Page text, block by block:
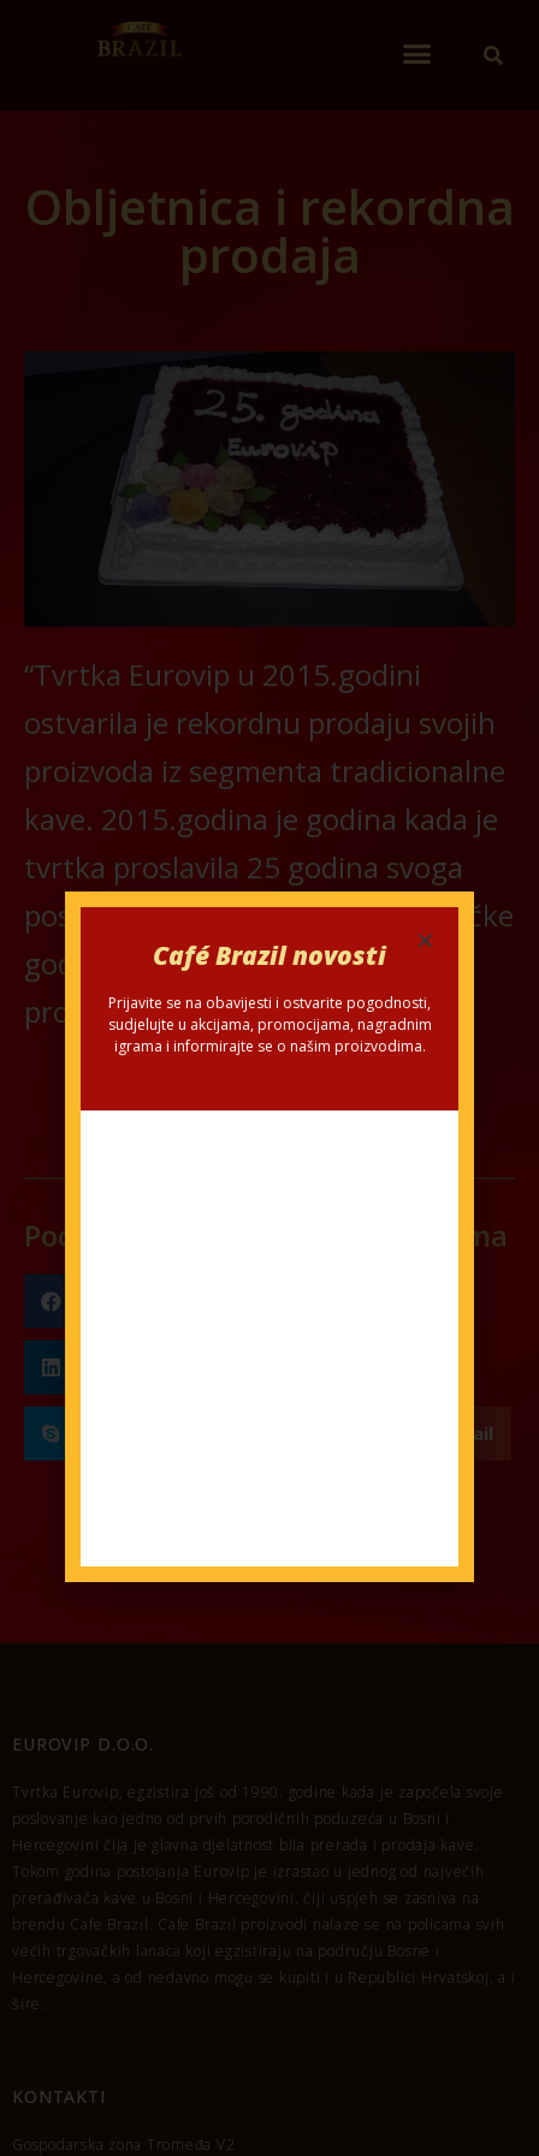
Obljetnica i rekordna
prodaja
“Tvrtka Eurovip u 2015.godini
ostvarila je rekordnu prodaju svojih
proizvoda iz segmenta tradicionalne
kave. 2015.godina je godina kada je
tvrtka proslavila 25 godina svoga
poslovanja, i kao vrhunac obljetničke
godine ostvarena je rekordna
prodaja Cafe Brazil “
Podijelite na društvenim mrežama
Email
EUROVIP D.O.O.
Tvrtka Eurovip, egzistira još od 1990. godine kada je započela svoje
poslovanje kao jedno od prvih porodičnih poduzeća u Bosni i
Hercegovini čija je glavna djelatnost bila prerada i prodaja kave.
Tokom godina postojanja Eurovip je izrastao u jednog od najvećih
prerađivača kave u Bosni i Hercegovini, čiji uspjeh se zasniva na
brendu Cafe Brazil. Cafe Brazil proizvodi nalaze se na policama svih
većih trgovačkih lanaca koji egzistiraju na području Bosne i
Hercegovine, a od nedavno mogu se kupiti i u Republici Hrvatskoj, a i
šire.
KONTAKTI
Gospodarska zona Tromeđa V2
Café Brazil novosti
Prijavite se na obavijesti i ostvarite pogodnosti,
sudjelujte u akcijama, promocijama, nagradnim
igrama i informirajte se o našim proizvodima.